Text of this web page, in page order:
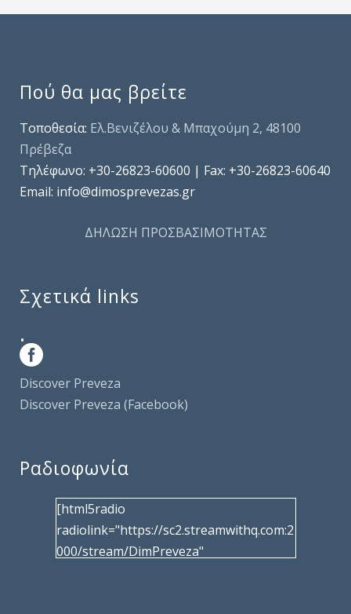
Πού θα μας βρείτε
Τοποθεσία: Ελ.Βενιζέλου & Μπαχούμη 2, 48100
Πρέβεζα
Τηλέφωνo: +30-26823-60600 | Fax: +30-26823-60640
Email: info@dimosprevezas.gr
ΔΗΛΩΣΗ ΠΡΟΣΒΑΣΙΜΟΤΗΤΑΣ
Σχετικά links
.
Discover Preveza
Discover Preveza (Facebook)
Ραδιοφωνία
[html5radio
radiolink="https://sc2.streamwithq.com:2
000/stream/DimPreveza"